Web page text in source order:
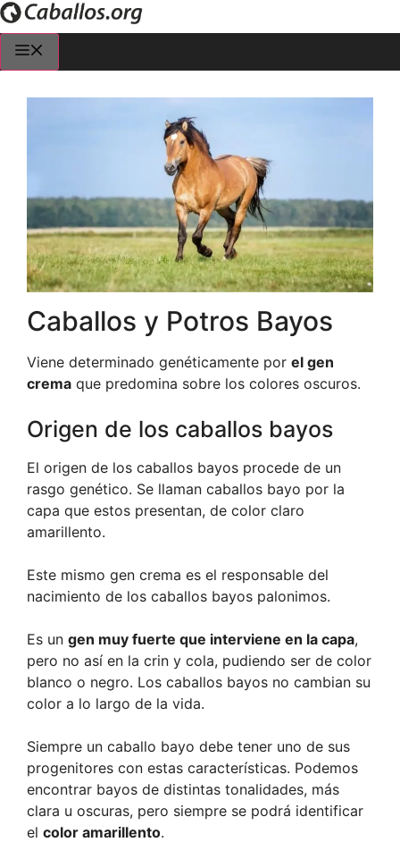
Saltar
al
contenido
Caballos y Potros Bayos
Viene determinado genéticamente por el gen
crema que predomina sobre los colores oscuros.
Origen de los caballos bayos
El origen de los caballos bayos procede de un
rasgo genético. Se llaman caballos bayo por la
capa que estos presentan, de color claro
amarillento.
Este mismo gen crema es el responsable del
nacimiento de los caballos bayos palonimos.
Es un gen muy fuerte que interviene en la capa,
pero no así en la crin y cola, pudiendo ser de color
blanco o negro. Los caballos bayos no cambian su
color a lo largo de la vida.
Siempre un caballo bayo debe tener uno de sus
progenitores con estas características. Podemos
encontrar bayos de distintas tonalidades, más
clara u oscuras, pero siempre se podrá identificar
el color amarillento.